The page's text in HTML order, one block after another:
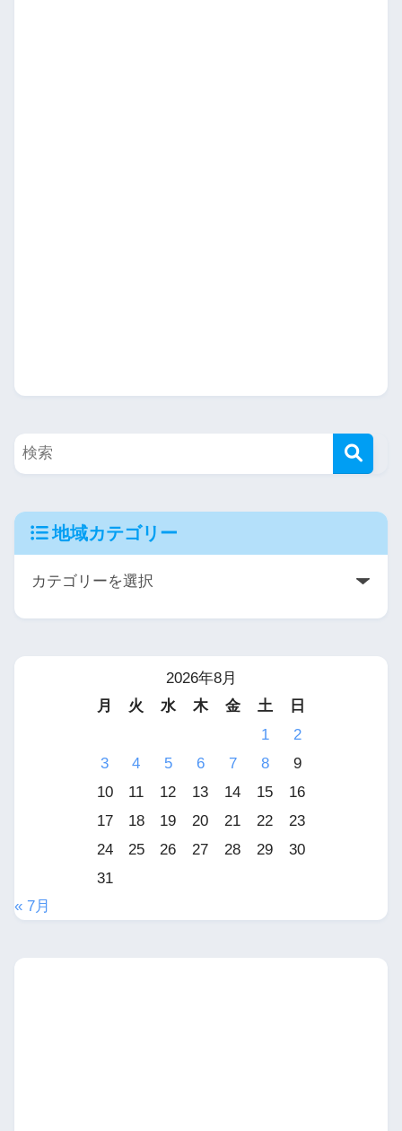
地域カテゴリー
2026年8月
月
火 水 木 金 土
日
1
2
3
4 5 6 7 8
9
10
11 12 13 14 15
16
17
18 19 20 21 22
23
24
25 26 27 28 29
30
31
« 7月